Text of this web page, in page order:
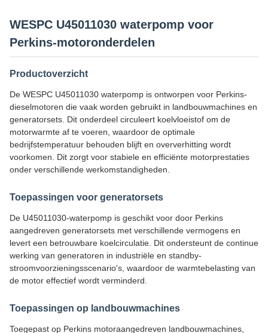
WESPC U45011030 waterpomp voor
Perkins-motoronderdelen
Productoverzicht
De WESPC U45011030 waterpomp is ontworpen voor Perkins-
dieselmotoren die vaak worden gebruikt in landbouwmachines en
generatorsets. Dit onderdeel circuleert koelvloeistof om de
motorwarmte af te voeren, waardoor de optimale
bedrijfstemperatuur behouden blijft en oververhitting wordt
voorkomen. Dit zorgt voor stabiele en efficiënte motorprestaties
onder verschillende werkomstandigheden.
Toepassingen voor generatorsets
De U45011030-waterpomp is geschikt voor door Perkins
aangedreven generatorsets met verschillende vermogens en
levert een betrouwbare koelcirculatie. Dit ondersteunt de continue
werking van generatoren in industriële en standby-
stroomvoorzieningsscenario's, waardoor de warmtebelasting van
de motor effectief wordt verminderd.
Toepassingen op landbouwmachines
Toegepast op Perkins motoraangedreven landbouwmachines,